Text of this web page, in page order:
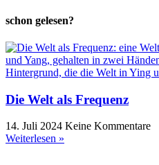
schon gelesen?
Die Welt als Frequenz
14. Juli 2024 Keine Kommentare
Weiterlesen »